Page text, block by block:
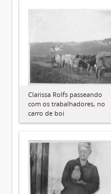
Clarissa Rolfs passeando
com os trabalhadores, no
carro de boi